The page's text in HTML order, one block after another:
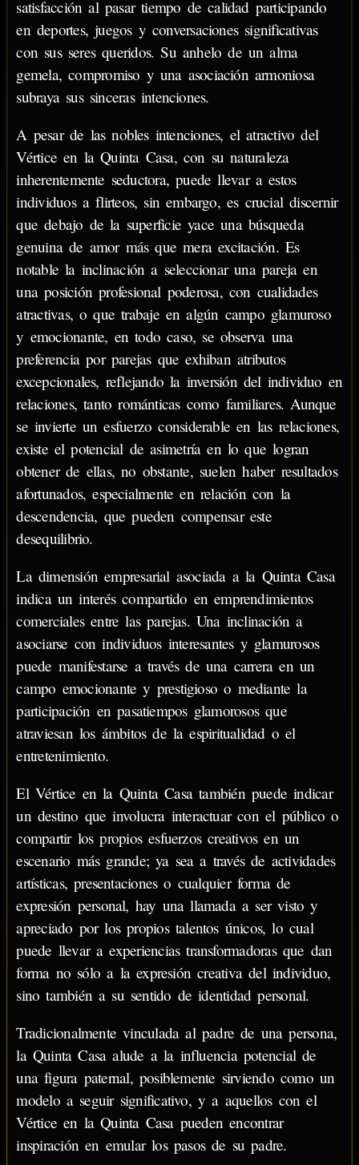
satisfacción al pasar tiempo de calidad participando
en deportes, juegos y conversaciones significativas
con sus seres queridos. Su anhelo de un alma
gemela, compromiso y una asociación armoniosa
subraya sus sinceras intenciones.
A pesar de las nobles intenciones, el atractivo del
Vértice en la Quinta Casa, con su naturaleza
inherentemente seductora, puede llevar a estos
individuos a flirteos, sin embargo, es crucial discernir
que debajo de la superficie yace una búsqueda
genuina de amor más que mera excitación. Es
notable la inclinación a seleccionar una pareja en
una posición profesional poderosa, con cualidades
atractivas, o que trabaje en algún campo glamuroso
y emocionante, en todo caso, se observa una
preferencia por parejas que exhiban atributos
excepcionales, reflejando la inversión del individuo en
relaciones, tanto románticas como familiares. Aunque
se invierte un esfuerzo considerable en las relaciones,
existe el potencial de asimetría en lo que logran
obtener de ellas, no obstante, suelen haber resultados
afortunados, especialmente en relación con la
descendencia, que pueden compensar este
desequilibrio.
La dimensión empresarial asociada a la Quinta Casa
indica un interés compartido en emprendimientos
comerciales entre las parejas. Una inclinación a
asociarse con individuos interesantes y glamurosos
puede manifestarse a través de una carrera en un
campo emocionante y prestigioso o mediante la
participación en pasatiempos glamorosos que
atraviesan los ámbitos de la espiritualidad o el
entretenimiento.
El Vértice en la Quinta Casa también puede indicar
un destino que involucra interactuar con el público o
compartir los propios esfuerzos creativos en un
escenario más grande; ya sea a través de actividades
artísticas, presentaciones o cualquier forma de
expresión personal, hay una llamada a ser visto y
apreciado por los propios talentos únicos, lo cual
puede llevar a experiencias transformadoras que dan
forma no sólo a la expresión creativa del individuo,
sino también a su sentido de identidad personal.
Tradicionalmente vinculada al padre de una persona,
la Quinta Casa alude a la influencia potencial de
una figura paternal, posiblemente sirviendo como un
modelo a seguir significativo, y a aquellos con el
Vértice en la Quinta Casa pueden encontrar
inspiración en emular los pasos de su padre.